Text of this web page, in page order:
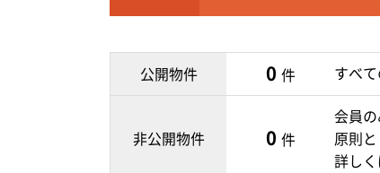
公開物件 0 件 すべ
非公開物件 0 件
会員
原則
詳し